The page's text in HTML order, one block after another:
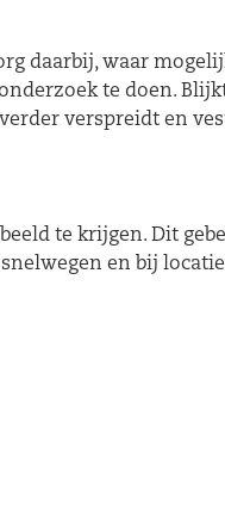
daarbij, waar
te doen.
verspreidt en
te krijgen. Dit
en bij